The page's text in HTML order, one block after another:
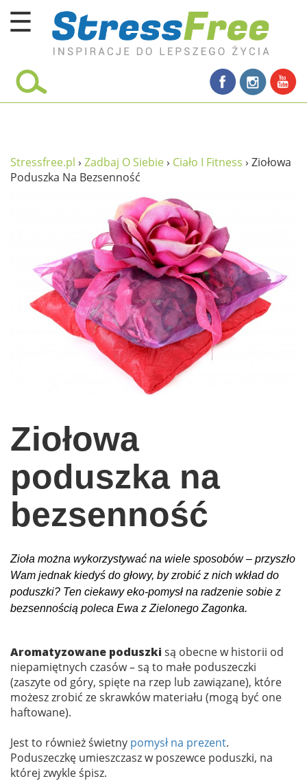
☰
Kursy online
umysł
proste życie
wolność od stresu
miłość i rodzina
w rodzinie
wychowanie dzieci
Inspiracje
sposób na życie
podróże
EKO – Styl
praca
galerie
Stressfree.pl › Zadbaj O Siebie› Ciało I Fitness › Ziołowa
Poduszka Na Bezsenność
Ziołowa
poduszka na
bezsenność
Zioła można wykorzystywać na wiele sposobów – przyszło
Wam jednak kiedyś do głowy, by zrobić z nich wkład do
poduszki? Ten ciekawy eko-pomysł na radzenie sobie z
bezsennością poleca Ewa z Zielonego Zagonka.
Aromatyzowane poduszki są obecne w historii od
niepamiętnych czasów – są to małe poduszeczki
(zaszyte od góry, spięte na rzep lub zawiązane), które
możesz zrobić ze skrawków materiału (mogą być one
haftowane).
Jest to również świetny pomysł na prezent.
Poduszeczkę umieszczasz w poszewce poduszki, na
której zwykle śpisz.